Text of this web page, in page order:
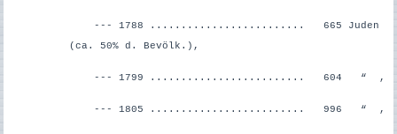
--- 1788 ......................... 665 Juden
(ca. 50% d. Bevölk.),
--- 1799 ......................... 604 “ ,
--- 1805 ......................... 996 “ ,